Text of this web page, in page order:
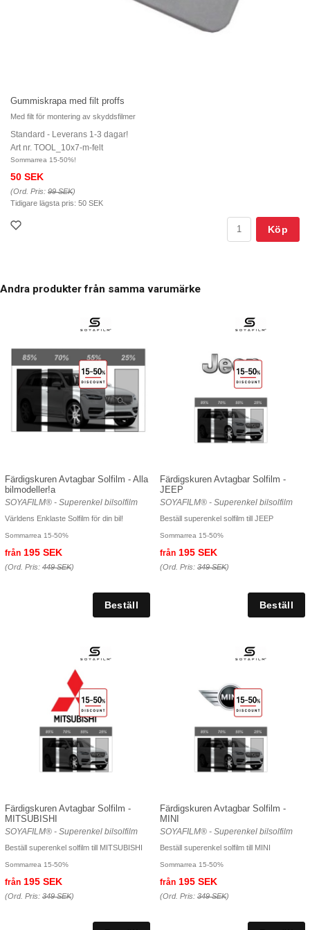
Gummiskrapa med filt proffs
Med filt för montering av skyddsfilmer
Standard - Leverans 1-3 dagar!
Art nr. TOOL_10x7-m-felt
Sommarrea 15-50%!
50 SEK
(Ord. Pris: 99 SEK)
Tidigare lägsta pris: 50 SEK
Köp
Andra produkter från samma varumärke
Färdigskuren Avtagbar Solfilm - Alla
bilmodeller!a
SOYAFILM® - Superenkel bilsolfilm
Världens Enklaste Solfilm för din bil!
Sommarrea 15-50%
från 195 SEK
(Ord. Pris: 449 SEK)
Färdigskuren Avtagbar Solfilm -
JEEP
SOYAFILM® - Superenkel bilsolfilm
Beställ superenkel solfilm till JEEP
Sommarrea 15-50%
från 195 SEK
(Ord. Pris: 349 SEK)
Färdigskuren Avtagbar Solfilm -
MITSUBISHI
SOYAFILM® - Superenkel bilsolfilm
Beställ superenkel solfilm till MITSUBISHI
Sommarrea 15-50%
från 195 SEK
(Ord. Pris: 349 SEK)
Färdigskuren Avtagbar Solfilm -
MINI
SOYAFILM® - Superenkel bilsolfilm
Beställ superenkel solfilm till MINI
Sommarrea 15-50%
från 195 SEK
(Ord. Pris: 349 SEK)